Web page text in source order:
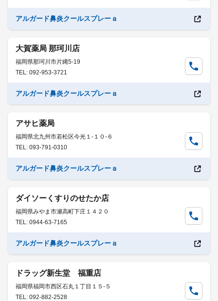
アルガード鼻炎クールスプレーａ
大賀薬局 那珂川店
福岡県那珂川市片縄5-19
TEL: 092-953-3721
アルガード鼻炎クールスプレーａ
アサヒ薬局
福岡県北九州市若松区今光１-１０-６
TEL: 093-791-0310
アルガード鼻炎クールスプレーａ
ダイソーくすりのせたか店
福岡県みやま市瀬高町下庄１４２０
TEL: 0944-63-7165
アルガード鼻炎クールスプレーａ
ドラッグ新生堂 福重店
福岡県福岡市西区石丸１丁目１５-５
TEL: 092-882-2528